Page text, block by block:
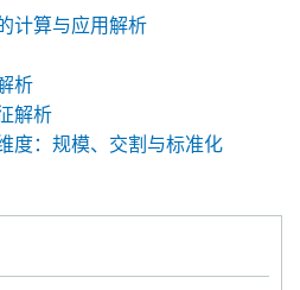
计算与应用解析
析
解析
度：规模、交割与标准化